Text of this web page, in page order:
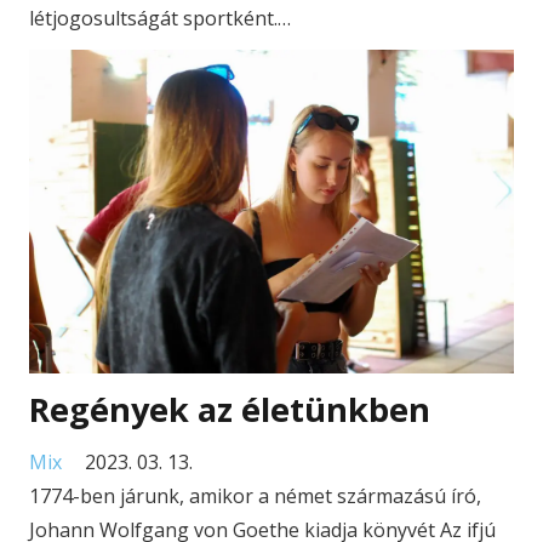
létjogosultságát sportként.…
Regények az életünkben
Mix
2023. 03. 13.
1774-ben járunk, amikor a német származású író,
Johann Wolfgang von Goethe kiadja könyvét Az ifjú